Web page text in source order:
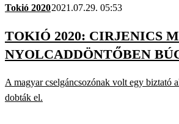
Tokió 20202021.07.29. 05:53
TOKIÓ 2020: CIRJENICS
NYOLCADDÖNTŐBEN
A magyar cselgáncsozónak volt egy biztató
dobták el.